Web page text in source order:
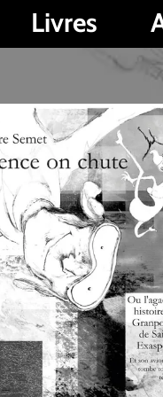
Auteurs